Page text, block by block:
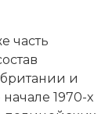
часть
и
1970-х